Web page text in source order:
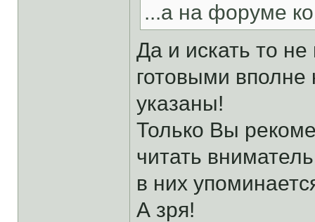
...а на форуме
Да и искать то
готовыми
указаны!
Только Вы
читать
в них
А зря!